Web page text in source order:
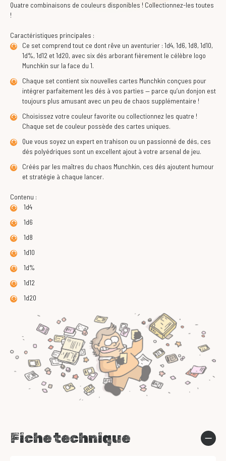
Quatre combinaisons de couleurs disponibles ! Collectionnez-les toutes
!
Caractéristiques principales :
Ce set comprend tout ce dont rêve un aventurier : 1d4, 1d6, 1d8, 1d10,
1d%, 1d12 et 1d20, avec six dés arborant fièrement le célèbre logo
Munchkin sur la face du 1.
Chaque set contient six nouvelles cartes Munchkin conçues pour
intégrer parfaitement les dés à vos parties — parce qu’un donjon est
toujours plus amusant avec un peu de chaos supplémentaire !
Choisissez votre couleur favorite ou collectionnez les quatre !
Chaque set de couleur possède des cartes uniques.
Que vous soyez un expert en trahison ou un passionné de dés, ces
dés polyédriques sont un excellent ajout à votre arsenal de jeu.
Créés par les maîtres du chaos Munchkin, ces dés ajoutent humour
et stratégie à chaque lancer.
Contenu :
1d4
1d6
1d8
1d10
1d%
1d12
1d20
Fiche technique